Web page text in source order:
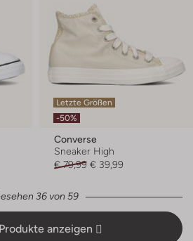
Letzte Größen
-50%
Converse
Sneaker High
€ 79,99 € 39,99
36 von 59
anzeigen